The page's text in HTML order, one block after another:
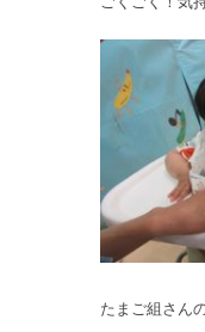
たまご組さん